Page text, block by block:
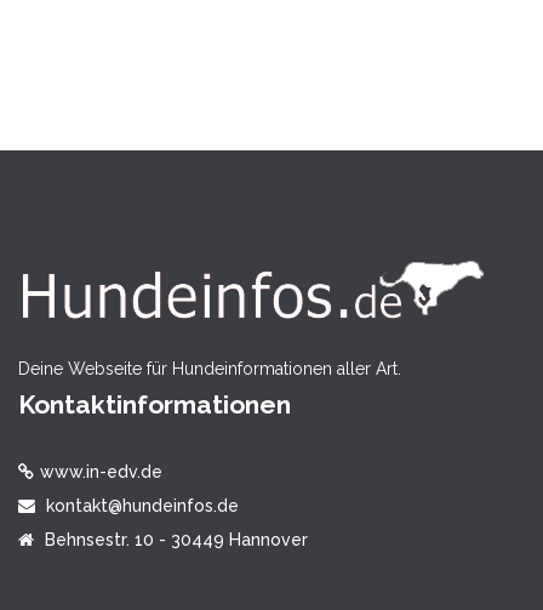
Deine Webseite für Hundeinformationen aller Art.
Kontaktinformationen
www.in-edv.de
kontakt@hundeinfos.de
Behnsestr. 10 - 30449 Hannover